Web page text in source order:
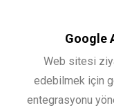
Google
Web sitesi
edebilmek için
entegrasyonu